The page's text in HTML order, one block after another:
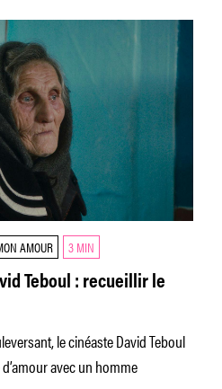
AMOUR 3 MIN
Teboul : recueillir le
le cinéaste David Teboul
avec un homme